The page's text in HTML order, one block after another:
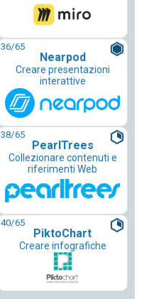
36/65
Nearpod
Creare presentazioni
interattive
38/65
PearlTrees
Collezionare contenuti e
riferimenti Web
40/65
PiktoChart
Creare infografiche